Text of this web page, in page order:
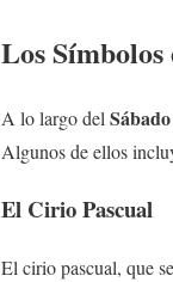
Los Símbolos
A lo largo del
Algunos de ellos
El Cirio Pascual
El cirio pascual, que